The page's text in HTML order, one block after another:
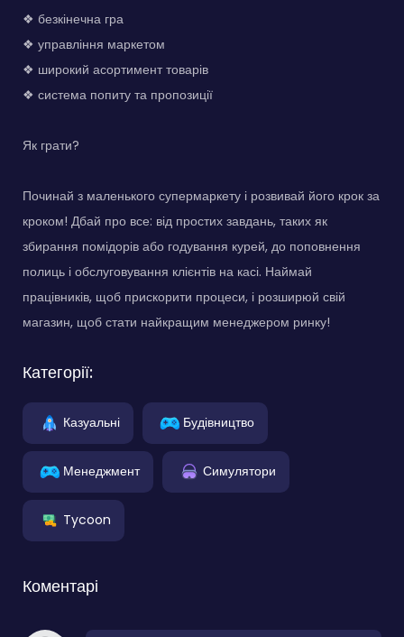
❖ безкінечна гра
❖ управління маркетом
❖ широкий асортимент товарів
❖ система попиту та пропозиції
Як грати?
Починай з маленького супермаркету і розвивай його крок за
кроком! Дбай про все: від простих завдань, таких як
збирання помідорів або годування курей, до поповнення
полиць і обслуговування клієнтів на касі. Наймай
працівників, щоб прискорити процеси, і розширюй свій
магазин, щоб стати найкращим менеджером ринку!
Категорії:
Казуальні Будівництво
Менеджмент Симулятори
Tycoon
Коментарі